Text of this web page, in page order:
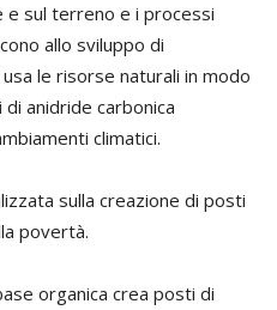
sul terreno e i processi
allo sviluppo di
le risorse naturali in modo
anidride carbonica
climatici.
sulla creazione di posti
povertà.
organica crea posti di